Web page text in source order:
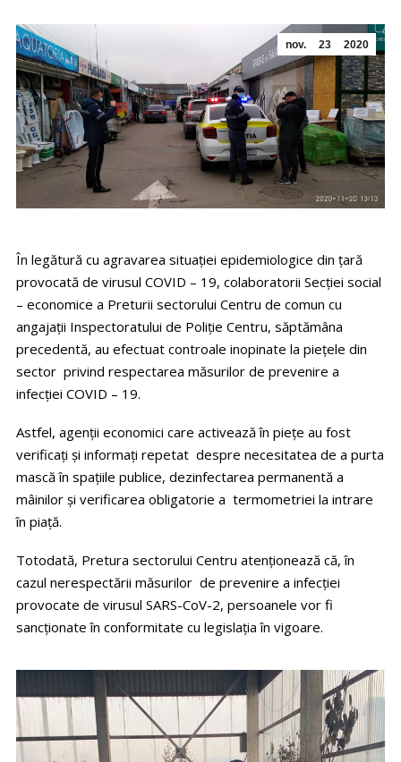
nov. 23 2020
În legătură cu agravarea situației epidemiologice din țară
provocată de virusul COVID – 19, colaboratorii Secției social
– economice a Preturii sectorului Centru de comun cu
angajații Inspectoratului de Poliție Centru, săptămâna
precedentă, au efectuat controale inopinate la piețele din
sector privind respectarea măsurilor de prevenire a
infecției COVID – 19.
Astfel, agenții economici care activează în piețe au fost
verificați și informați repetat despre necesitatea de a purta
mască în spațiile publice, dezinfectarea permanentă a
mâinilor și verificarea obligatorie a termometriei la intrare
în piață.
Totodată, Pretura sectorului Centru atenționează că, în
cazul nerespectării măsurilor de prevenire a infecției
provocate de virusul SARS-CoV-2, persoanele vor fi
sancționate în conformitate cu legislația în vigoare.